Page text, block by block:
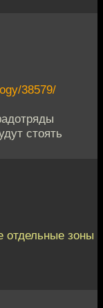
38579/
стоять
отдельные зоны